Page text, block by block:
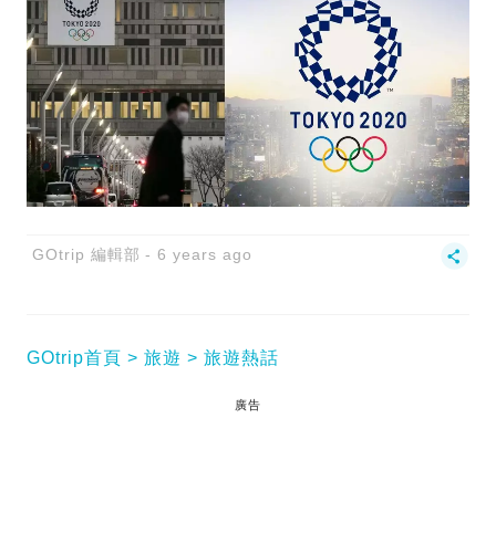
GOtrip 編輯部 6 years ago
GOtrip首頁 旅遊 旅遊熱話
廣告